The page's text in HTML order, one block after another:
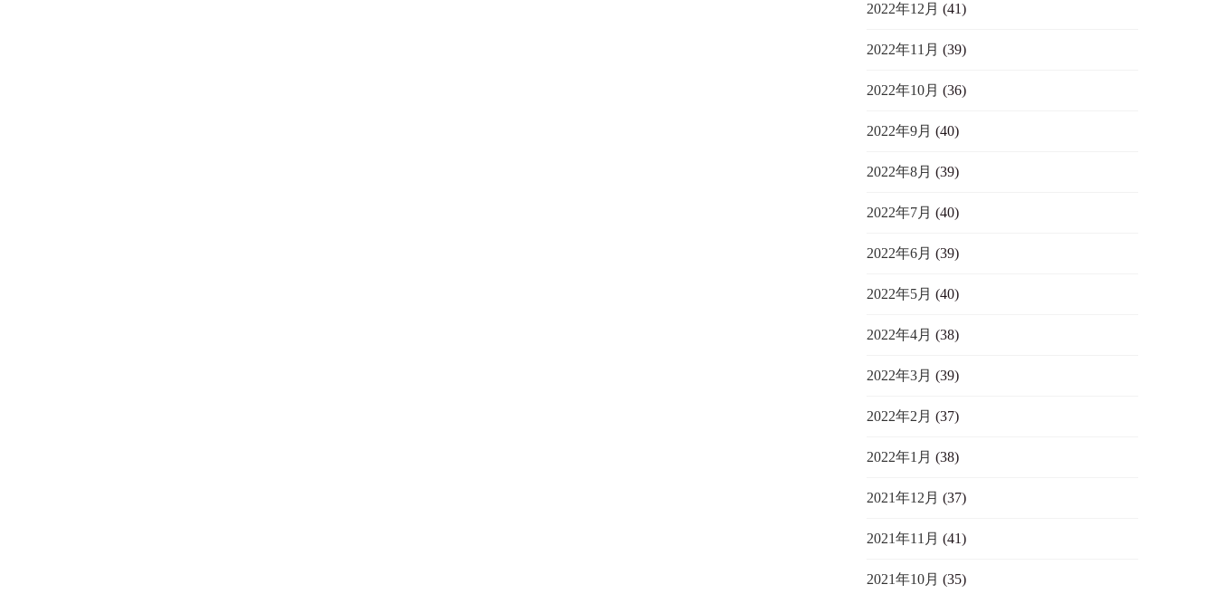
2022年12月 (41)
2022年11月 (39)
2022年10月 (36)
2022年9月 (40)
2022年8月 (39)
2022年7月 (40)
2022年6月 (39)
2022年5月 (40)
2022年4月 (38)
2022年3月 (39)
2022年2月 (37)
2022年1月 (38)
2021年12月 (37)
2021年11月 (41)
2021年10月 (35)